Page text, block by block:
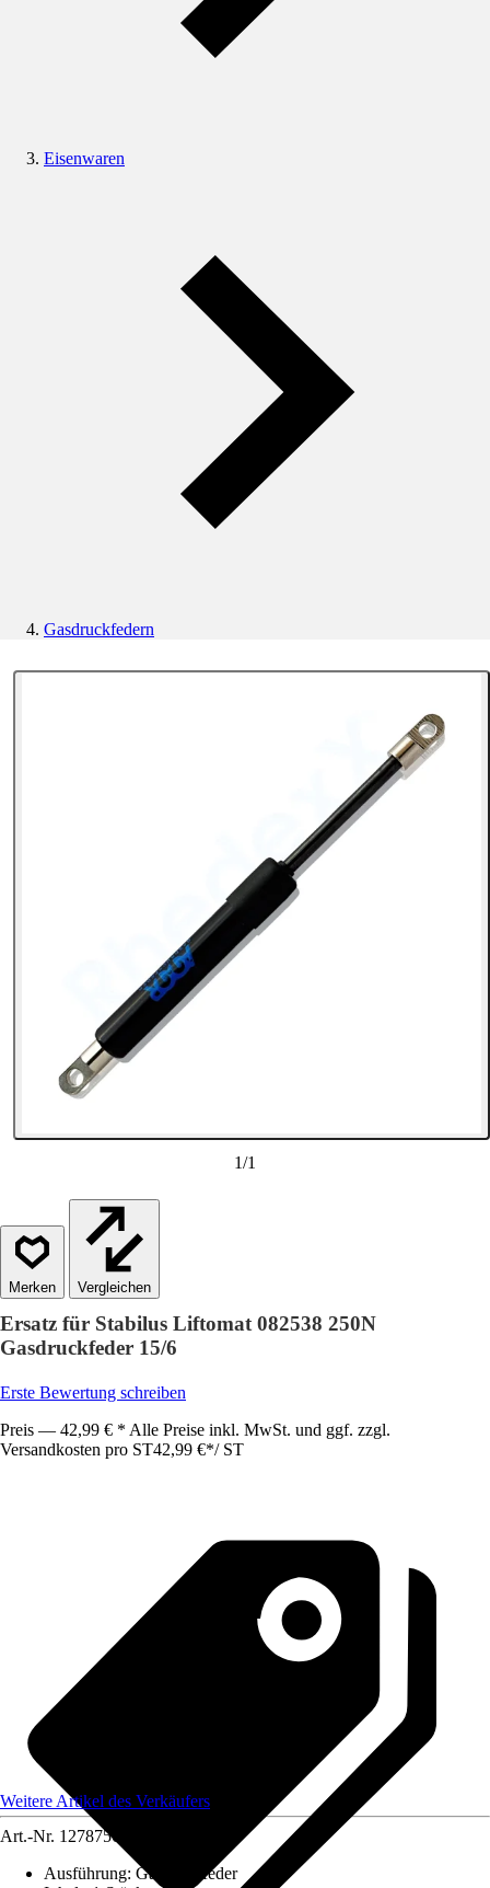
Eisenwaren
Gasdruckfedern
1/1
Vergleichen
Ersatz für Stabilus Liftomat 082538 250N
Gasdruckfeder 15/6
Erste Bewertung schreiben
Preis — 42,99 € * Alle Preise inkl. MwSt. und ggf. zzgl.
Versandkosten pro ST42,99 €*/ ST
Weitere Artikel des Verkäufers
Art.-Nr. 12787569
Ausführung: Gasdruckfeder